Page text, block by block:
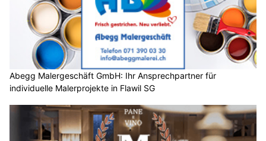
Abegg Malergeschäft GmbH: Ihr Ansprechpartner für
individuelle Malerprojekte in Flawil SG